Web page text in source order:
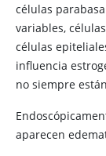
células
variables,
células
influencia
no siempre
aparecen